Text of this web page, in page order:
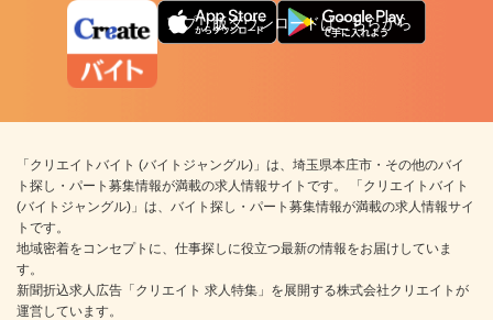
アプリ版ダウンロードはこちらから
「クリエイトバイト (バイトジャングル)」は、埼玉県本庄市・その他のバイ
ト探し・パート募集情報が満載の求人情報サイトです。 「クリエイトバイト
(バイトジャングル)」は、バイト探し・パート募集情報が満載の求人情報サイ
トです。
地域密着をコンセプトに、仕事探しに役立つ最新の情報をお届けしていま
す。
新聞折込求人広告「クリエイト 求人特集」を展開する株式会社クリエイトが
運営しています。